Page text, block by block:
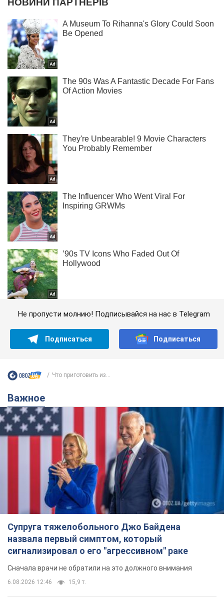
Не пропусти молнию! Подписывайся на нас в Telegram
Подписаться Подписаться
Что приготовить из...
Важное
Супруга тяжелобольного Джо Байдена
назвала первый симптом, который
сигнализировал о его "агрессивном" раке
Сначала врачи не обратили на это должного внимания
6.08.2026 12:46 15,9 т.